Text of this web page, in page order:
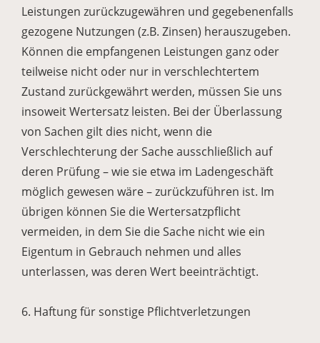
Leistungen zurückzugewähren und gegebenenfalls
gezogene Nutzungen (z.B. Zinsen) herauszugeben.
Können die empfangenen Leistungen ganz oder
teilweise nicht oder nur in verschlechtertem
Zustand zurückgewährt werden, müssen Sie uns
insoweit Wertersatz leisten. Bei der Überlassung
von Sachen gilt dies nicht, wenn die
Verschlechterung der Sache ausschließlich auf
deren Prüfung – wie sie etwa im Ladengeschäft
möglich gewesen wäre – zurückzuführen ist. Im
übrigen können Sie die Wertersatzpflicht
vermeiden, in dem Sie die Sache nicht wie ein
Eigentum in Gebrauch nehmen und alles
unterlassen, was deren Wert beeinträchtigt.
6. Haftung für sonstige Pflichtverletzungen